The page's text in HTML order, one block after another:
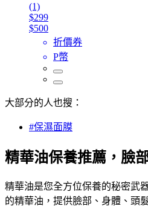
(1)
$299
$500
折價券
P幣
大部分的人也搜：
#保濕面膜
精華油保養推薦，臉
精華油是您全方位保養的秘密武
的精華油，提供臉部、身體、頭